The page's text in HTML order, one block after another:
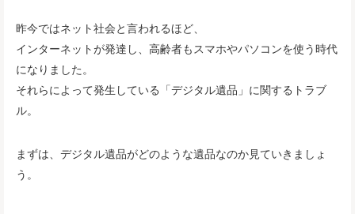
昨今ではネット社会と言われるほど、
インターネットが発達し、高齢者もスマホやパソコンを使う時代
になりました。
それらによって発生している「デジタル遺品」に関するトラブ
ル。
まずは、デジタル遺品がどのような遺品なのか見ていきましょ
う。